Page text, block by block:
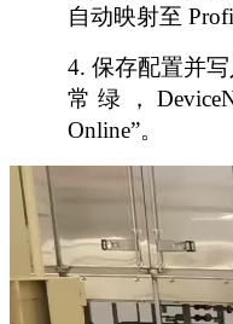
自动映射至
4.保存配置并写
常绿，
Online”。